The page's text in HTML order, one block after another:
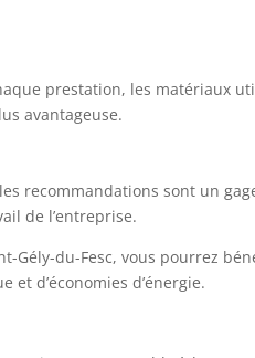
prestation, les matériaux
avantageuse.
recommandations sont un
de l’entreprise.
Gély-du-Fesc, vous pourrez
d’économies d’énergie.